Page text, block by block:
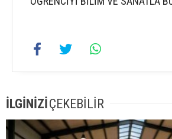
İLGİNİZİÇEKEBİLİR